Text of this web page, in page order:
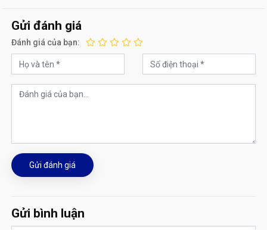
Gửi đánh giá
Đánh giá của bạn:
Gửi đánh giá
Gửi bình luận